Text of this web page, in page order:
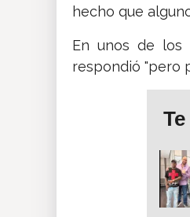
hecho que
En unos de los
respondió "pero